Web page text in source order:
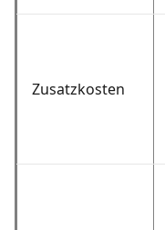
Zusatzkosten